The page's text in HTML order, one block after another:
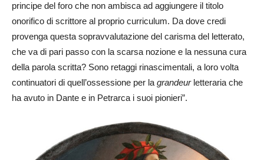
principe del foro che non ambisca ad aggiungere il titolo
onorifico di scrittore al proprio curriculum. Da dove credi
provenga questa sopravvalutazione del carisma del letterato,
che va di pari passo con la scarsa nozione e la nessuna cura
della parola scritta? Sono retaggi rinascimentali, a loro volta
continuatori di quell’ossessione per la grandeurletteraria che
ha avuto in Dante e in Petrarca i suoi pionieri”.